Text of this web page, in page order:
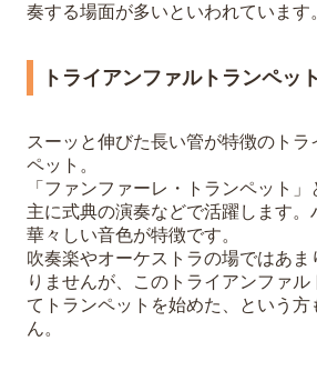
奏する場面が多いといわれています
トライアンファルトランペット
スーッと伸びた長い管が特徴のト
ペット。
「ファンファーレ・トランペット」
主に式典の演奏などで活躍します。
華々しい音色が特徴です。
吹奏楽やオーケストラの場ではあま
りませんが、このトライアンファ
てトランペットを始めた、という方
ん。